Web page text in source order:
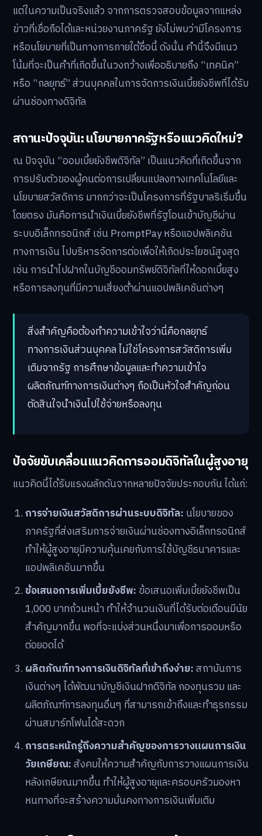
แต่ในความเป็นจริงแล้ว จากการตรวจสอบข้อมูลจากแหล่ง
ข่าวที่เชื่อถือได้และหน่วยงานภาครัฐ ยังไม่พบว่ามีโครงการ
หรือนโยบายที่เป็นทางการภายใต้ชื่อนี้ ดังนั้น คำนี้จึงมีแนว
โน้มที่จะเป็นคำที่เกิดขึ้นในวงกว้างเพื่ออธิบายถึง “เทคนิค”
หรือ “กลยุทธ์” ส่วนบุคคลในการจัดการเงินเบี้ยยังชีพที่ได้รับ
ผ่านช่องทางดิจิทัล
สถานะปัจจุบัน: นโยบายภาครัฐหรือแนวคิดใหม่?
ณ ปัจจุบัน “ออมเบี้ยยังชีพดิจิทัล” เป็นแนวคิดที่เกิดขึ้นจาก
การปรับตัวของผู้คนต่อการเปลี่ยนแปลงทางเทคโนโลยีและ
นโยบายสวัสดิการ มากกว่าจะเป็นโครงการที่รัฐบาลริเริ่มขึ้น
โดยตรง มันคือการนำเงินเบี้ยยังชีพที่รัฐโอนเข้าบัญชีผ่าน
ระบบอิเล็กทรอนิกส์ เช่น PromptPay หรือแอปพลิเคชัน
ทางการเงิน ไปบริหารจัดการต่อเพื่อให้เกิดประโยชน์สูงสุด
เช่น การนำไปฝากในบัญชีออมทรัพย์ดิจิทัลที่ให้ดอกเบี้ยสูง
หรือการลงทุนที่มีความเสี่ยงต่ำผ่านแอปพลิเคชันต่างๆ
สิ่งสำคัญคือต้องทำความเข้าใจว่านี่คือกลยุทธ์
ทางการเงินส่วนบุคคล ไม่ใช่โครงการสวัสดิการเพิ่ม
เติมจากรัฐ การศึกษาข้อมูลและทำความเข้าใจ
ผลิตภัณฑ์ทางการเงินต่างๆ ถือเป็นหัวใจสำคัญก่อน
ตัดสินใจนำเงินไปใช้จ่ายหรือลงทุน
ปัจจัยขับเคลื่อนแนวคิดการออมดิจิทัลในผู้สูงอายุ
แนวคิดนี้ได้รับแรงผลักดันจากหลายปัจจัยประกอบกัน ได้แก่:
การจ่ายเงินสวัสดิการผ่านระบบดิจิทัล: นโยบายของ
ภาครัฐที่ส่งเสริมการจ่ายเงินผ่านช่องทางอิเล็กทรอนิกส์
ทำให้ผู้สูงอายุมีความคุ้นเคยกับการใช้บัญชีธนาคารและ
แอปพลิเคชันมากขึ้น
ข้อเสนอการเพิ่มเบี้ยยังชีพ: ข้อเสนอเพิ่มเบี้ยยังชีพเป็น
1,000 บาทถ้วนหน้า ทำให้จำนวนเงินที่ได้รับต่อเดือนมีนัย
สำคัญมากขึ้น พอที่จะแบ่งส่วนหนึ่งมาเพื่อการออมหรือ
ต่อยอดได้
ผลิตภัณฑ์ทางการเงินดิจิทัลที่เข้าถึงง่าย:สถาบันการ
เงินต่างๆ ได้พัฒนาบัญชีเงินฝากดิจิทัล กองทุนรวม และ
ผลิตภัณฑ์การลงทุนอื่นๆ ที่สามารถเข้าถึงและทำธุรกรรม
ผ่านสมาร์ทโฟนได้สะดวก
การตระหนักรู้ถึงความสำคัญของการวางแผนการเงิน
วัยเกษียณ:สังคมให้ความสำคัญกับการวางแผนการเงิน
หลังเกษียณมากขึ้น ทำให้ผู้สูงอายุและครอบครัวมองหา
หนทางที่จะสร้างความมั่นคงทางการเงินเพิ่มเติม